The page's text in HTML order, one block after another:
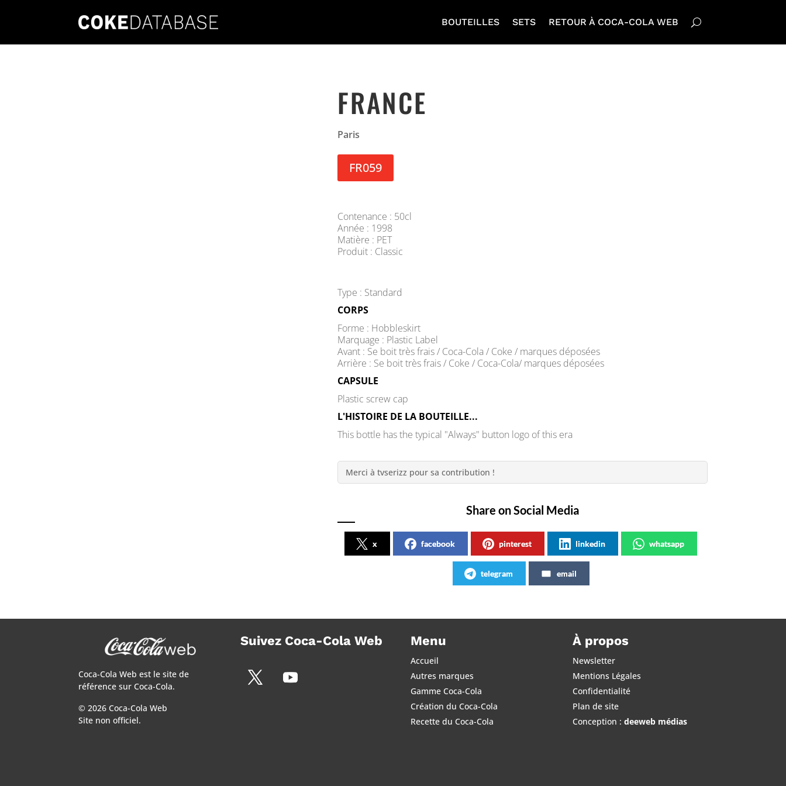
BOUTEILLES SETS RETOUR À COCA-COLA WEB
FRANCE
Paris
FR059
Contenance : 50cl
Année : 1998
Matière : PET
Produit : Classic
Type : Standard
CORPS
Forme : Hobbleskirt
Marquage : Plastic Label
Avant : Se boit très frais / Coca-Cola / Coke / marques déposées
Arrière : Se boit très frais / Coke / Coca-Cola/ marques déposées
CAPSULE
Plastic screw cap
L'HISTOIRE DE LA BOUTEILLE...
This bottle has the typical "Always" button logo of this era
Merci à tvserizz pour sa contribution !
Share on Social Media
x facebook pinterest linkedin whatsapp
telegram email
Coca-Cola Web est le site de
référence sur Coca-Cola.
© 2026 Coca-Cola Web
Site non officiel.
Suivez Coca-Cola Web Menu
Accueil
Autres marques
Gamme Coca-Cola
Création du Coca-Cola
Recette du Coca-Cola
À propos
Newsletter
Mentions Légales
Confidentialité
Plan de site
Conception : deeweb médias